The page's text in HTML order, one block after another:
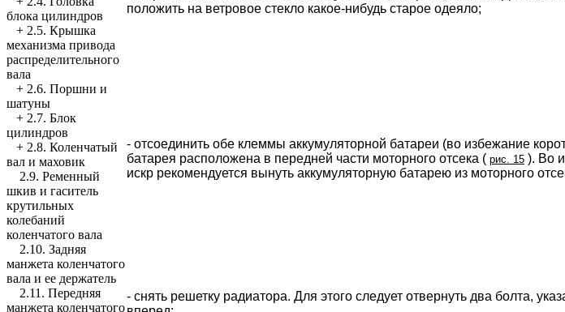
блока цилиндров
+ 2.5. Крышка
механизма привода
распределительного
вала
+ 2.6. Поршни и
шатуны
+ 2.7. Блок
цилиндров
+ 2.8. Коленчатый
вал и маховик
2.9. Ременный
шкив и гаситель
крутильных
колебаний
коленчатого вала
2.10. Задняя
манжета коленчатого
вала и ее держатель
2.11. Передняя
манжета коленчатого
положить на ветровое стекло какое-нибудь старое одеяло;
- отсоединить обе клеммы аккумуляторной батареи (во избежание
батарея расположена в передней части моторного отсека ( рис. 15 ). Во
искр рекомендуется вынуть аккумуляторную батарею из моторного
- снять решетку радиатора. Для этого следует отвернуть два болта,